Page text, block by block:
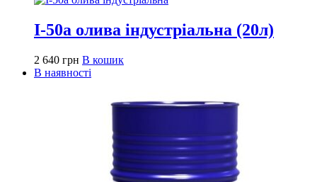
І-50а олива індустріальна (20л)
2 640 грн В кошик
В наявності